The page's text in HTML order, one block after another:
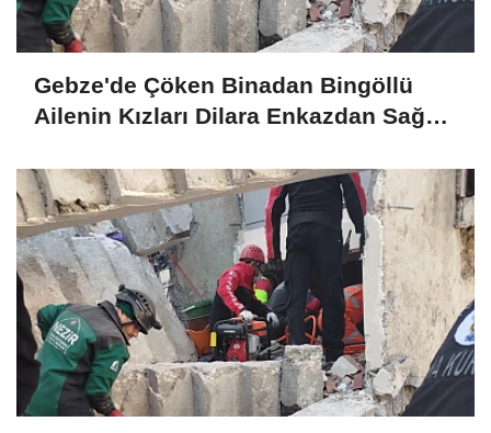
Gebze'de Çöken Binadan Bingöllü
Ailenin Kızları Dilara Enkazdan Sağ